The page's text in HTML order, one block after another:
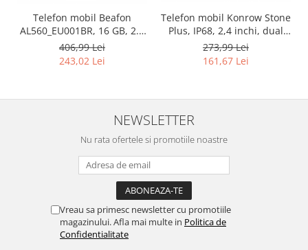
Jucarii si Jocuri
Maternitate
Acvaristica
Castroane si adapatori animale
Igiena animale de companie
Mobila si transport animale de
PC, Periferice & Software
Componente PC
Desktop PC & Monitoare
Telefon mobil Beafon
AL560_EU001BR, 16 GB, 2.4
Inches, Negru/Roșu -
RESIGILAT
406,99 Lei
243,02 Lei
Telefon mobil Konrow Stone
Plus, IP68, 2,4 inchi, dual
SIM, 2G, 32MB + 32MB
RAM, Negru - RESIGILAT
273,99 Lei
161,67 Lei
NEWSLETTER
Nu rata ofertele si promotiile noastre
Vreau sa primesc newsletter cu promotiile
magazinului. Afla mai multe in Politica de
Confidentialitate